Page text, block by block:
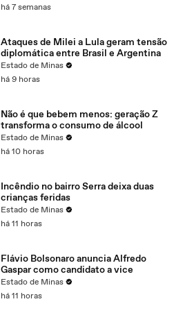
há 7 semanas
Ataques de Milei a Lula geram tensão
diplomática entre Brasil e Argentina
Estado de Minas
há 9 horas
Não é que bebem menos: geração Z
transforma o consumo de álcool
Estado de Minas
há 10 horas
Incêndio no bairro Serra deixa duas
crianças feridas
Estado de Minas
há 11 horas
Flávio Bolsonaro anuncia Alfredo
Gaspar como candidato a vice
Estado de Minas
há 11 horas